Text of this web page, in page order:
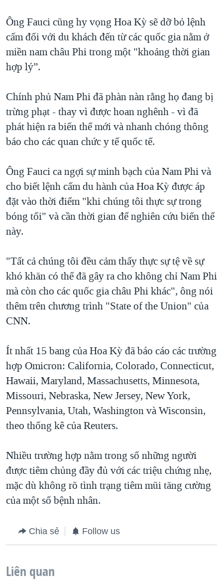
Ông Fauci cũng hy vọng Hoa Kỳ sẽ dỡ bỏ lệnh
cấm đối với du khách đến từ các quốc gia nằm ở
miền nam châu Phi trong một "khoảng thời gian
hợp lý”.
Chính phủ Nam Phi đã phàn nàn rằng họ đang bị
trừng phạt - thay vì được hoan nghênh - vì đã
phát hiện ra biến thể mới và nhanh chóng thông
báo cho các quan chức y tế quốc tế.
Ông Fauci ca ngợi sự minh bạch của Nam Phi và
cho biết lệnh cấm du hành của Hoa Kỳ được áp
đặt vào thời điểm "khi chúng tôi thực sự trong
bóng tối" và cần thời gian để nghiên cứu biến thể
này.
"Tất cả chúng tôi đều cảm thấy thực sự tệ về sự
khó khăn có thể đã gây ra cho không chỉ Nam Phi
mà còn cho các quốc gia châu Phi khác", ông nói
thêm trên chương trình "State of the Union" của
CNN.
Ít nhất 15 bang của Hoa Kỳ đã báo cáo các trường
hợp Omicron: California, Colorado, Connecticut,
Hawaii, Maryland, Massachusetts, Minnesota,
Missouri, Nebraska, New Jersey, New York,
Pennsylvania, Utah, Washington và Wisconsin,
theo thống kê của Reuters.
Nhiều trường hợp nằm trong số những người
được tiêm chủng đầy đủ với các triệu chứng nhẹ,
mặc dù không rõ tình trạng tiêm mũi tăng cường
của một số bệnh nhân.
Chia sẻ Follow us
Liên quan